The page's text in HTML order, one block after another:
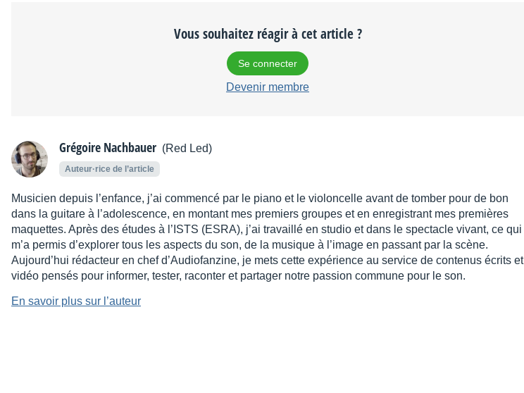
Vous souhaitez réagir à cet article ?
Se connecter
Devenir membre
Grégoire Nachbauer (Red Led)
Auteur·rice de l’article
Musicien depuis l’enfance, j’ai commencé par le piano et le violoncelle avant de tomber pour de bon
dans la guitare à l’adolescence, en montant mes premiers groupes et en enregistrant mes premières
maquettes. Après des études à l’ISTS (ESRA), j’ai travaillé en studio et dans le spectacle vivant, ce qui
m’a permis d’explorer tous les aspects du son, de la musique à l’image en passant par la scène.
Aujourd’hui rédacteur en chef d’Audiofanzine, je mets cette expérience au service de contenus écrits et
vidéo pensés pour informer, tester, raconter et partager notre passion commune pour le son.
En savoir plus sur l’auteur